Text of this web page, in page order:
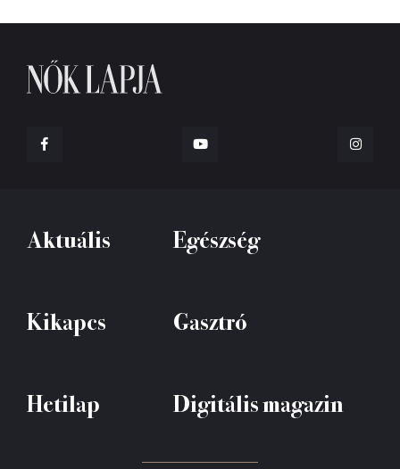
Aktuális Egészség
Kikapcs Gasztró
Hetilap Digitális magazin